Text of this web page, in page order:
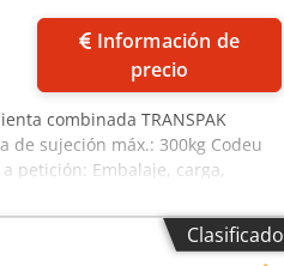
precio
combinada TRANSPAK
de sujeción máx.: 300kg Codeu
petición: Embalaje, carga,
de una oferta de leasing
Clasificado